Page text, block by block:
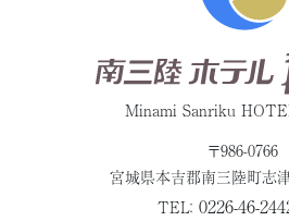
Minami Sanriku
〒986-0766
宮城県本吉郡南三陸町志
TEL： 0226-46-